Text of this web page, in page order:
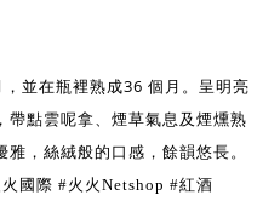
並在瓶裡熟成36 個月。呈明亮
點雲呢拿、煙草氣息及煙燻熟
，絲絨般的口感，餘韻悠長。
國際 #火火Netshop #紅酒